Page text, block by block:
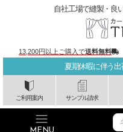
夏期休暇に伴う
ご利用案内 サンプル請求
自社工場で縫製・良
13,200円以上ご購入で送料無料